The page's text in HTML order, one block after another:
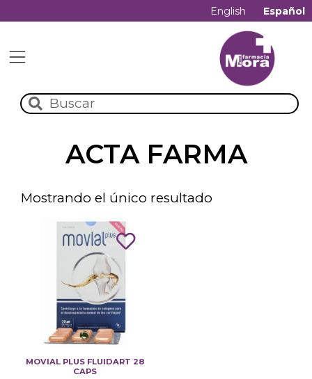
English Español
ACTA FARMA
Mostrando el único resultado
MOVIAL PLUS FLUIDART 28
CAPS